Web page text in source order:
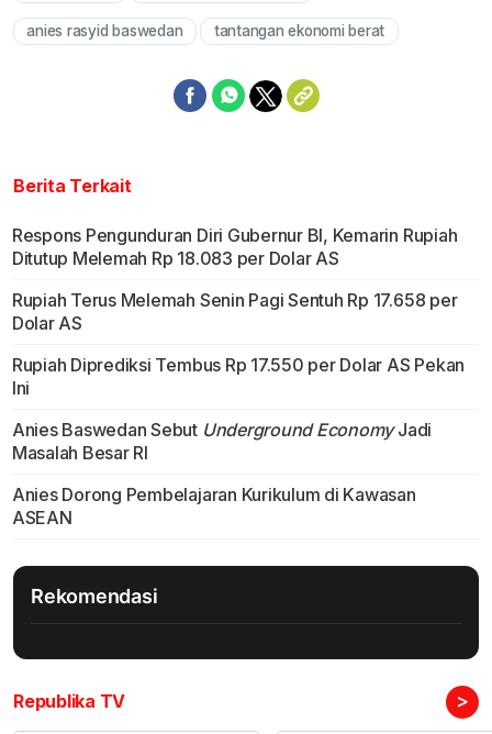
anies rasyid baswedan tantangan ekonomi berat
Berita Terkait
Respons Pengunduran Diri Gubernur BI, Kemarin Rupiah
Ditutup Melemah Rp 18.083 per Dolar AS
Rupiah Terus Melemah Senin Pagi Sentuh Rp 17.658 per
Dolar AS
Rupiah Diprediksi Tembus Rp 17.550 per Dolar AS Pekan
Ini
Anies Baswedan Sebut Underground EconomyJadi
Masalah Besar RI
Anies Dorong Pembelajaran Kurikulum di Kawasan
ASEAN
Rekomendasi
Republika TV >